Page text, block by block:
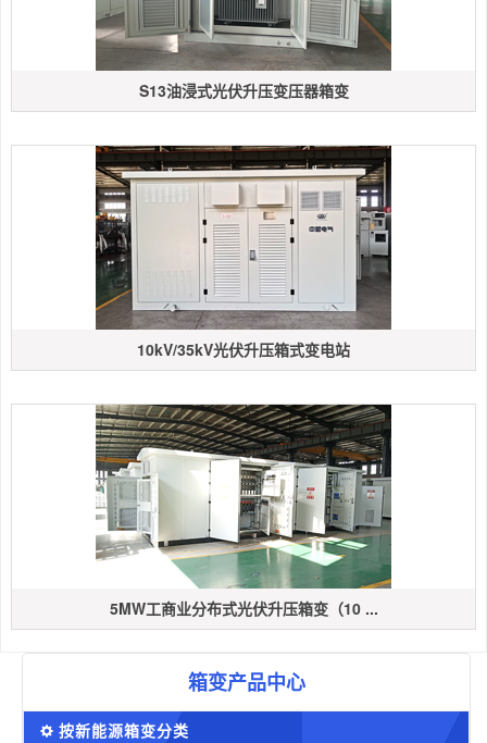
S13油浸式光伏升压变压器箱变
10kV/35kV光伏升压箱式变电站
5MW工商业分布式光伏升压箱变（10 ...
箱变产品中心
按新能源箱变分类